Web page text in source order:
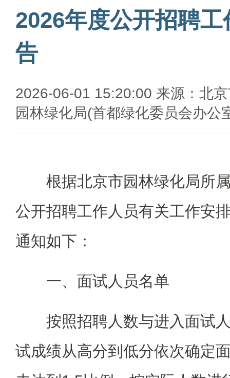
2026年度公开招聘
告
2026-06-01 15:20:00 来源：北
园林绿化局(首都绿化委员会办公
根据北京市园林绿化局所
公开招聘工作人员有关工作安
通知如下：
一、面试人员名单
按照招聘人数与进入面试
试成绩从高分到低分依次确定